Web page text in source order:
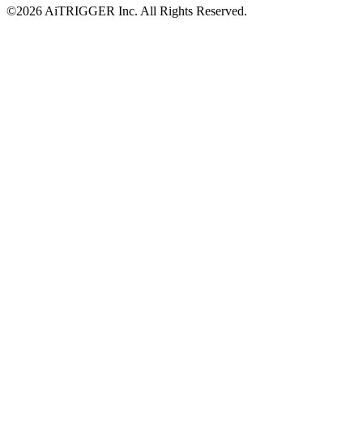
©2026 AiTRIGGER Inc. All Rights Reserved.